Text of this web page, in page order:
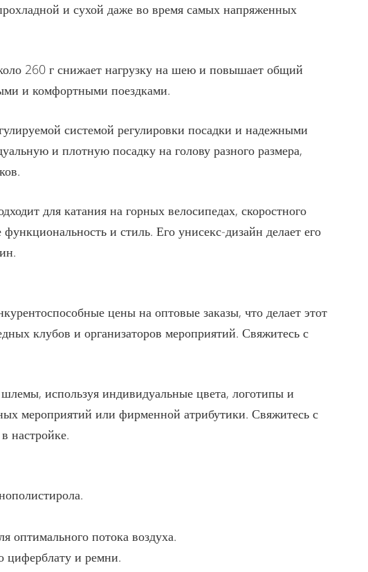
и сухой даже во время самых напряженных
260 г снижает нагрузку на шею и повышает общий
и комфортными поездками.
системой регулировки посадки и надежными
и плотную посадку на голову разного размера,
для катания на горных велосипедах, скоростного
и стиль. Его унисекс-дизайн делает его
цены на оптовые заказы, что делает этот
клубов и организаторов мероприятий. Свяжитесь с
используя индивидуальные цвета, логотипы и
мероприятий или фирменной атрибутики. Свяжитесь с
настройке.
оптимального потока воздуха.
циферблату и ремни.